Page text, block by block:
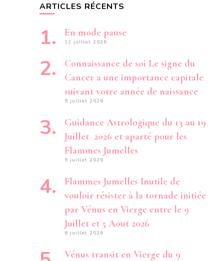
ARTICLES RÉCENTS
En mode pause
12 juillet 2026
Connaissance de soi Le signe du
Cancer a une importance capitale
suivant votre année de naissance
9 juillet 2026
Guidance Astrologique du 13 au 19
Juillet 2026 et aparté pour les
Flammes Jumelles
9 juillet 2026
Flammes Jumelles Inutile de
vouloir résister à la tornade initiée
par Vénus en Vierge entre le 9
Juillet et 5 Aout 2026
8 juillet 2026
Vénus transit en Vierge du 9